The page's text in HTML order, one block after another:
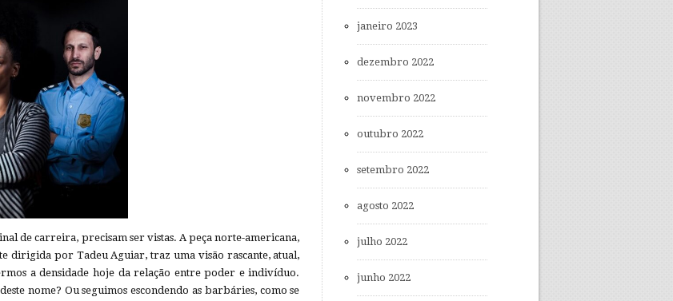
de carreira, precisam ser vistas. A peça norte-americana,
dirigida por Tadeu Aguiar, traz uma visão rascante, atual,
a densidade hoje da relação entre poder e indivíduo.
nome? Ou seguimos escondendo as barbáries, como se
janeiro 2023
dezembro 2022
novembro 2022
outubro 2022
setembro 2022
agosto 2022
julho 2022
junho 2022